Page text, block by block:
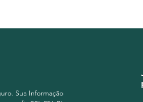
Sua Informação